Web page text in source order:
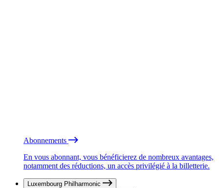
Abonnements
En vous abonnant, vous bénéficierez de nombreux avantages,
notamment des réductions, un accès privilégié à la billetterie.
Luxembourg Philharmonic